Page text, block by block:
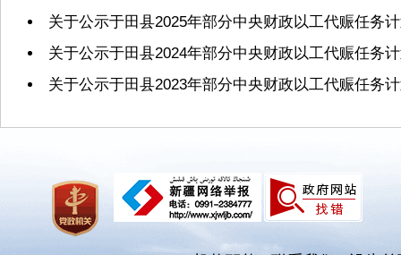
关于公示于田县2025年部分中央财政以工代赈任务
关于公示于田县2024年部分中央财政以工代赈任务
关于公示于田县2023年部分中央财政以工代赈任务